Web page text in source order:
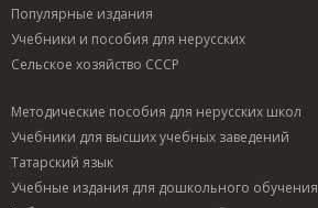
Популярные издания
Учебники и пособия для нерусских
Сельское хозяйство СССР
Методические пособия для нерусских школ
Учебники для высших учебных заведений
Татарский язык
Учебные издания для дошкольного обучения